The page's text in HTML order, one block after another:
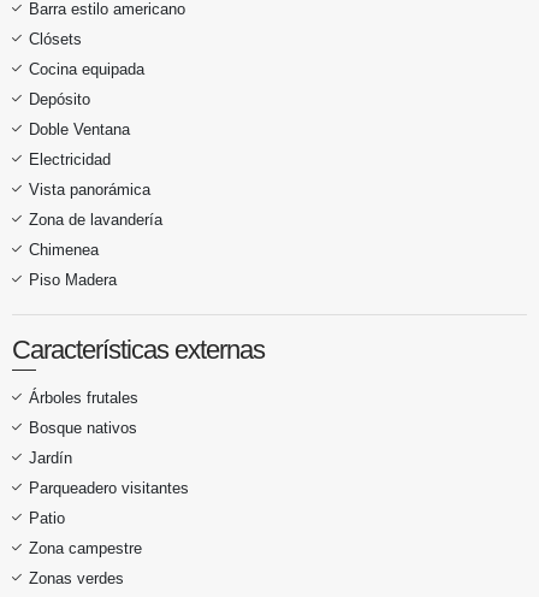
Barra estilo americano
Clósets
Cocina equipada
Depósito
Doble Ventana
Electricidad
Vista panorámica
Zona de lavandería
Chimenea
Piso Madera
Características externas
Árboles frutales
Bosque nativos
Jardín
Parqueadero visitantes
Patio
Zona campestre
Zonas verdes